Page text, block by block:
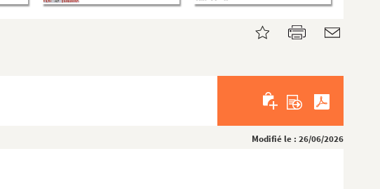
Modifié le : 26/06/2026